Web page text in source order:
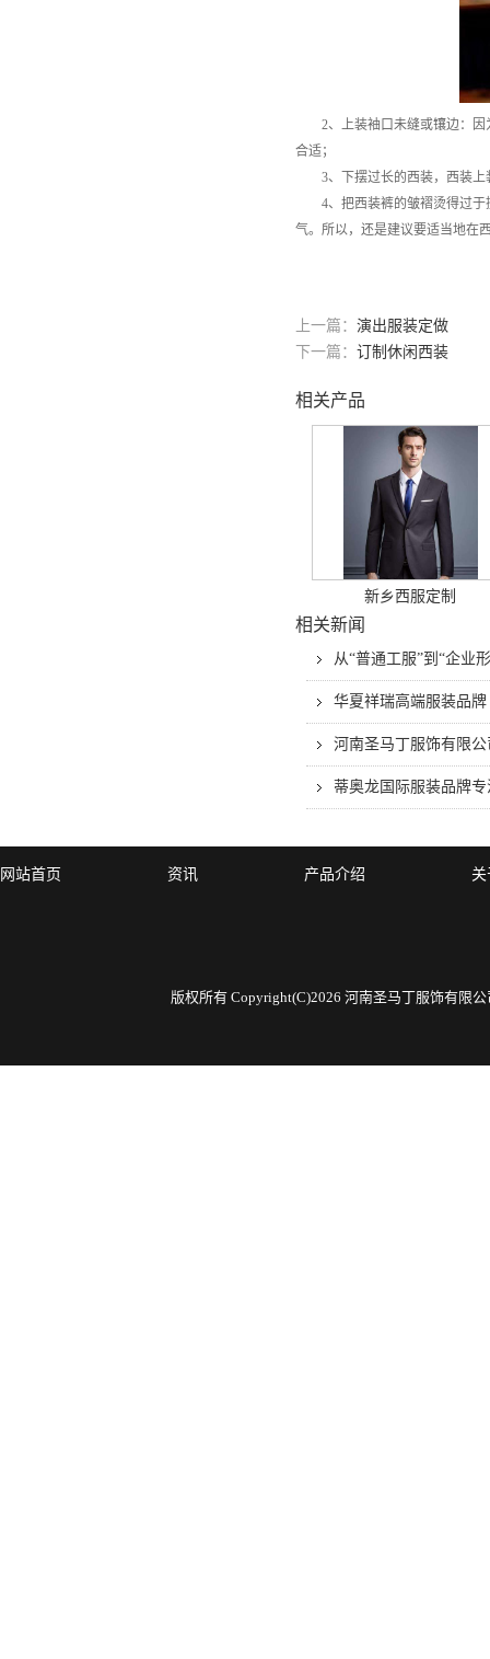
2、上装袖口未缝或镶边：因
合适；
3、下摆过长的西装，西装上
4、把西装裤的皱褶烫得过于
气。所以，还是建议要适当地在
上一篇： 演出服装定做
下一篇： 订制休闲西装
相关产品
新乡西服定制
相关新闻
从“普通工服”到“企业
华夏祥瑞高端服装品牌
河南圣马丁服饰有限公
蒂奥龙国际服装品牌
网站首页 资讯 产品介绍
版权所有 Copyright(C)2026 河南圣马丁服饰有限